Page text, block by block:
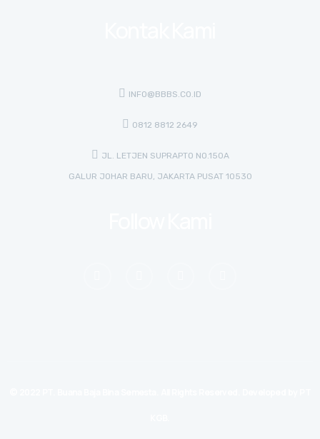
INFO@BBBS.CO.ID
0812 8812 2649
JL. LETJEN SUPRAPTO NO.150A
GALUR JOHAR BARU, JAKARTA PUSAT 10530